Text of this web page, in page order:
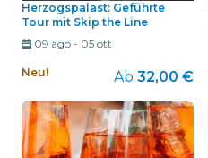
Herzogspalast: Geführte
Tour mit Skip the Line
09 ago- 05 ott
Neu! Ab 32,00 €